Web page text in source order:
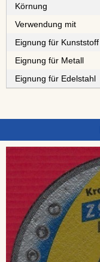
Körnung
Verwendung mit
Eignung für Kunststoff
Eignung für Metall
Eignung für Edelstahl